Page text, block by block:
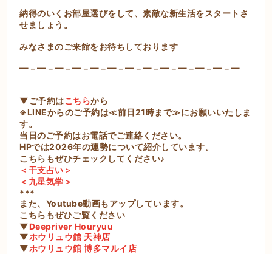
納得のいくお部屋選びをして、素敵な新生活をスタートさ
せましょう。
みなさまのご来館をお待ちしております
━－━－━－━－━－━－━－━－━－━－━－━－━
▼ご予約はこちらから
※LINEからのご予約は≪前日21時まで≫にお願いいたしま
す。
当日のご予約はお電話でご連絡ください。
HPでは2026年の運勢について紹介しています。
こちらもぜひチェックしてください♪
＜干支占い＞
＜九星気学＞
***
また、Youtube動画もアップしています。
こちらもぜひご覧ください
▼Deepriver Houryuu
▼ホウリュウ館 天神店
▼ホウリュウ館 博多マルイ店